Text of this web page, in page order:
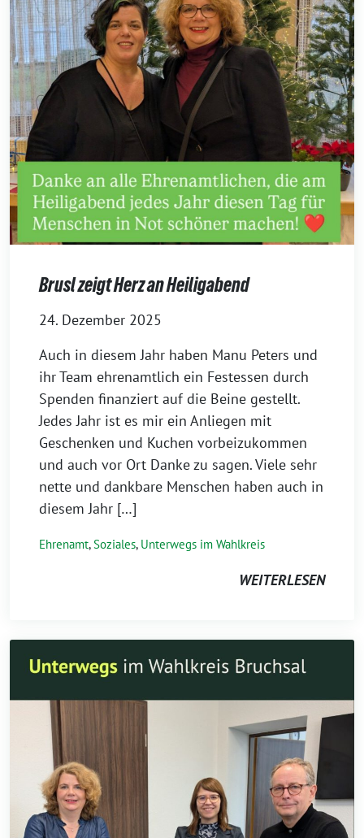
Brusl zeigt Herz an Heiligabend
24. Dezember 2025
Auch in diesem Jahr haben Manu Peters und
ihr Team ehrenamtlich ein Festessen durch
Spenden finanziert auf die Beine gestellt.
Jedes Jahr ist es mir ein Anliegen mit
Geschenken und Kuchen vorbeizukommen
und auch vor Ort Danke zu sagen. Viele sehr
nette und dankbare Menschen haben auch in
diesem Jahr […]
Ehrenamt,Soziales, Unterwegs im Wahlkreis
WEITERLESEN